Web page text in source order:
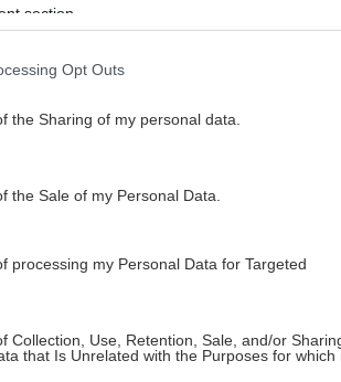
section.
Opt Outs
the Sharing of my personal data.
the Sale of my Personal Data.
processing my Personal Data for Targeted
Collection, Use, Retention, Sale, and/or
that Is Unrelated with the Purposes for which
την Παρασκευή 26/6.
Η Michelle Gurevich live